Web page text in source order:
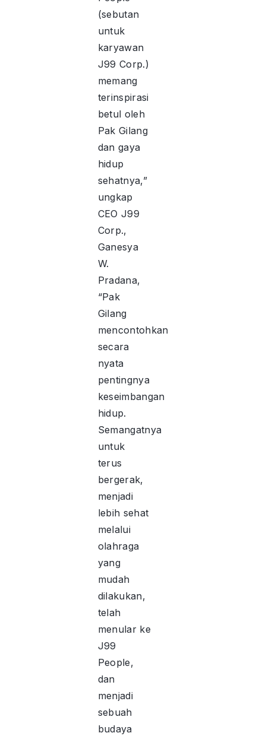
(sebutan
untuk
karyawan
J99 Corp.)
memang
terinspirasi
betul oleh
Pak Gilang
dan gaya
hidup
sehatnya,”
ungkap
CEO J99
Corp.,
Ganesya
W.
Pradana,
“Pak
Gilang
mencontohkan
secara
nyata
pentingnya
keseimbangan
hidup.
Semangatnya
untuk
terus
bergerak,
menjadi
lebih sehat
melalui
olahraga
yang
mudah
dilakukan,
telah
menular ke
J99
People,
dan
menjadi
sebuah
budaya